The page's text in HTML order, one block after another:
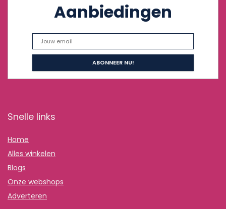
Aanbiedingen
Snelle links
Home
Alles winkelen
Blogs
Onze webshops
Adverteren